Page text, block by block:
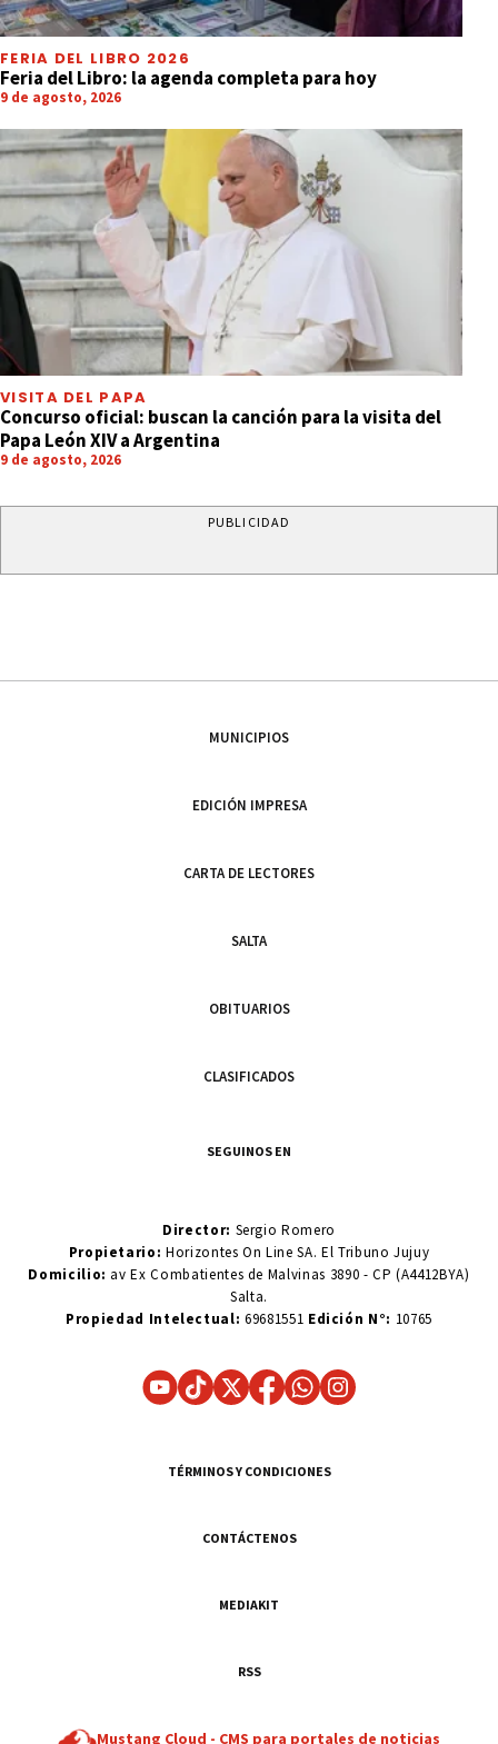
FERIA DEL LIBRO 2026
Feria del Libro: la agenda completa para hoy
9 de agosto, 2026
VISITA DEL PAPA
Concurso oficial: buscan la canción para la visita del
Papa León XIV a Argentina
9 de agosto, 2026
PUBLICIDAD
MUNICIPIOS
EDICIÓN IMPRESA
CARTA DE LECTORES
SALTA
OBITUARIOS
CLASIFICADOS
SEGUINOS EN
Director: Sergio Romero
Propietario:Horizontes On Line SA. El Tribuno Jujuy
Domicilio: av Ex Combatientes de Malvinas 3890 - CP (A4412BYA)
Salta.
Propiedad Intelectual: 69681551 Edición N°: 10765
TÉRMINOS Y CONDICIONES
CONTÁCTENOS
MEDIAKIT
RSS
Mustang Cloud - CMS para portales de noticias